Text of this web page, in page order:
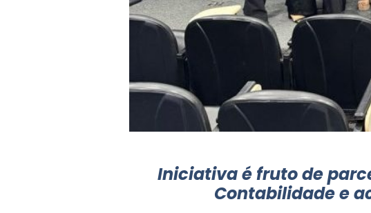
Iniciativa é fruto de
Contabilidade e